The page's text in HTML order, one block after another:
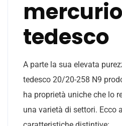
tedesco
A parte la sua elevata
tedesco 20/20-258 N9
ha proprietà uniche che lo
una varietà di settori. Ecco